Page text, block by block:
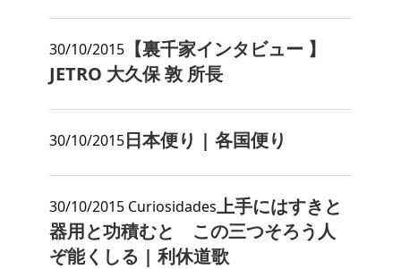
30/10/2015
【裏千家インタビュー 】
JETRO 大久保 敦 所長
30/10/2015日本便り | 各国便り
30/10/2015 Curiosidades上手にはすきと
器用と功積むと この三つそろう人
ぞ能くしる | 利休道歌